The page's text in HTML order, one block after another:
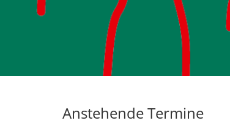
Anstehende Termine